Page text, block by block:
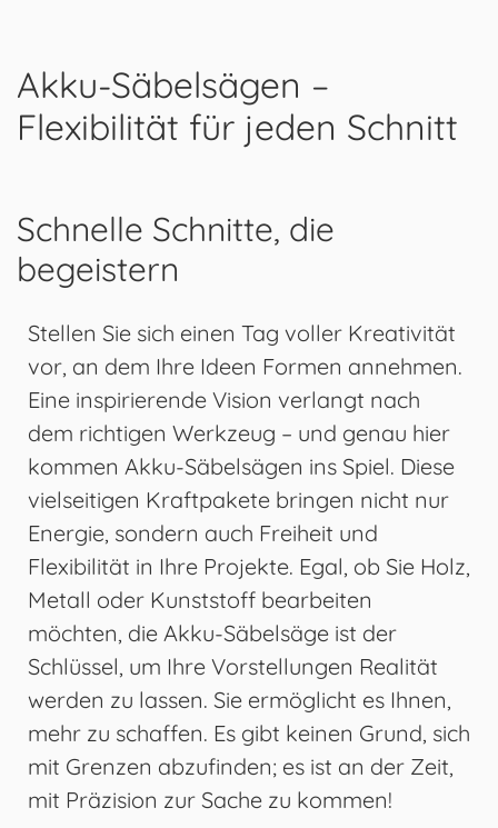
Akku-Säbelsägen –
Flexibilität für jeden Schnitt
Schnelle Schnitte, die
begeistern
Stellen Sie sich einen Tag voller Kreativität
vor, an dem Ihre Ideen Formen annehmen.
Eine inspirierende Vision verlangt nach
dem richtigen Werkzeug – und genau hier
kommen Akku-Säbelsägen ins Spiel. Diese
vielseitigen Kraftpakete bringen nicht nur
Energie, sondern auch Freiheit und
Flexibilität in Ihre Projekte. Egal, ob Sie Holz,
Metall oder Kunststoff bearbeiten
möchten, die Akku-Säbelsäge ist der
Schlüssel, um Ihre Vorstellungen Realität
werden zu lassen. Sie ermöglicht es Ihnen,
mehr zu schaffen. Es gibt keinen Grund, sich
mit Grenzen abzufinden; es ist an der Zeit,
mit Präzision zur Sache zu kommen!